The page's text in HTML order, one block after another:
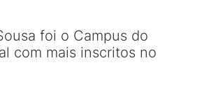
foi o Campus do
com mais inscritos no